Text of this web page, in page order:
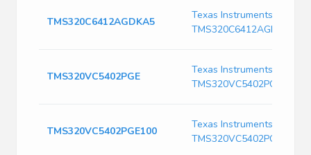
TMS320C6412AGDKA5
Texas Instruments
TMS320C6412AGDKA5
TMS320VC5402PGE
Texas Instruments
TMS320VC5402PGE
TMS320VC5402PGE100
Texas Instruments
TMS320VC5402PGE100